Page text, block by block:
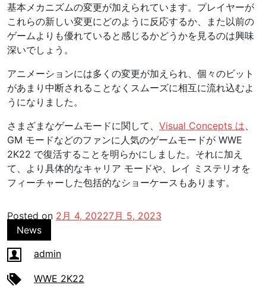
基本メカニズムの変更が加えられています。プレイヤーが
これらの新しい変更にどのように反応するか、また以前の
ゲームよりも優れていると感じるかどうかを見るのは興味
深いでしょう。
アニメーションには多くの変更が加えられ、個々のビット
があまり中断されることなくスムーズに相互に流れ込むよ
うになりました。
さまざまなゲームモードに関して、 Visual Concepts は、
GM モードなどのファンに人気のゲームモードが WWE
2K22 で復活することを明らかにしました。それに加え
て、より具体的なキャリア モードや、レイ ミステリオを
フィーチャーした包括的なショーケースもあります。
Posted on 2月 4, 20227月 5, 2023
News
admin
WWE 2K22